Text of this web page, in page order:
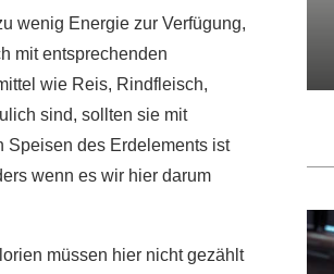
wenig Energie zur Verfügung,
mit entsprechenden
wie Reis, Rindfleisch,
sind, sollten sie mit
Speisen des Erdelements ist
wenn es wir hier darum
müssen hier nicht gezählt
Tipps für weniger
2020